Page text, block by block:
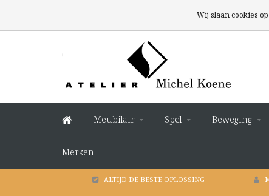
Meubilair Spel Beweging
Merken
ALTIJD DE BESTE OPLOSSING
Wij slaan cookies